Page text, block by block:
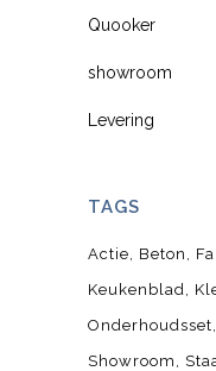
Quooker
showroom
Levering
TAGS
Actie Beton
Keukenblad
Onderhoudsset
Showroom